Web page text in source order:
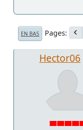
EN BAS Pages
Hector06